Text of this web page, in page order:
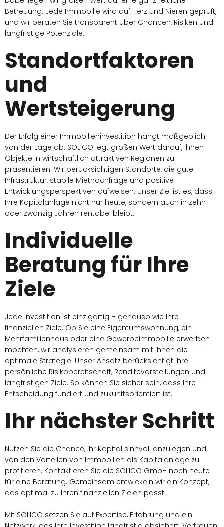
Betreuung. Jede Immobilie wird auf Herz und Nieren geprüft,
und wir beraten Sie transparent über Chancen, Risiken und
langfristige Potenziale.
Standortfaktoren
und
Wertsteigerung
Der Erfolg einer Immobilieninvestition hängt maßgeblich
von der Lage ab. SOLICO legt großen Wert darauf, Ihnen
Objekte in wirtschaftlich attraktiven Regionen zu
präsentieren. Wir berücksichtigen Standorte, die gute
Infrastruktur, stabile Mietnachfrage und positive
Entwicklungsperspektiven aufweisen. Unser Ziel ist es, dass
Ihre Kapitalanlage nicht nur heute, sondern auch in zehn
oder zwanzig Jahren rentabel bleibt.
Individuelle
Beratung für Ihre
Ziele
Jede Investition ist einzigartig – genauso wie Ihre
finanziellen Ziele. Ob Sie eine Eigentumswohnung, ein
Mehrfamilienhaus oder eine Gewerbeimmobilie erwerben
möchten, wir analysieren gemeinsam mit Ihnen die
optimale Strategie. Unser Ansatz berücksichtigt Ihre
persönliche Risikobereitschaft, Renditevorstellungen und
langfristigen Ziele. So können Sie sicher sein, dass Ihre
Entscheidung fundiert und zukunftsorientiert ist.
Ihr nächster Schritt
Nutzen Sie die Chance, Ihr Kapital sinnvoll anzulegen und
von den Vorteilen von Immobilien als Kapitalanlage zu
profitieren. Kontaktieren Sie die SOLICO GmbH noch heute
für eine Beratung. Gemeinsam entwickeln wir ein Konzept,
das optimal zu Ihren finanziellen Zielen passt.
Mit SOLICO setzen Sie auf Expertise, Erfahrung und ein